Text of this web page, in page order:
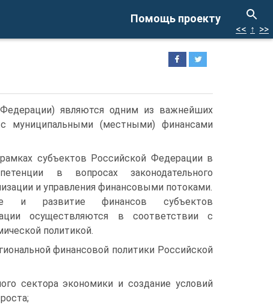
Помощь проекту
<< ↑ >>
являются одним из важнейших
муниципальными (местными) финансами
субъектов Российской Федерации в
в во­просах законодательного
и управления финансовыми потоками.
и развитие финансов субъектов
осуществляются в соответствии с
политикой.
финансовой политики Российской
сектора экономики и создание условий